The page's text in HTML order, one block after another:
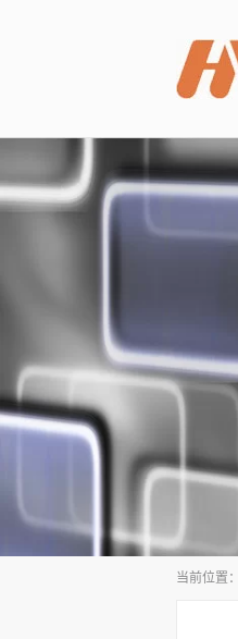
当前位置：